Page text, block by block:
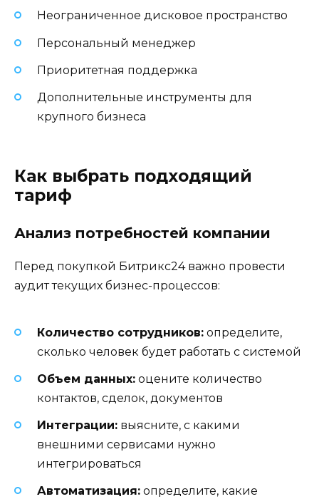
Неограниченное дисковое пространство
Персональный менеджер
Приоритетная поддержка
Дополнительные инструменты для
крупного бизнеса
Как выбрать подходящий
тариф
Анализ потребностей компании
Перед покупкой Битрикс24 важно провести
аудит текущих бизнес-процессов:
Количество сотрудников: определите,
сколько человек будет работать с системой
Объем данных: оцените количество
контактов, сделок, документов
Интеграции: выясните, с какими
внешними сервисами нужно
интегрироваться
Автоматизация: определите, какие